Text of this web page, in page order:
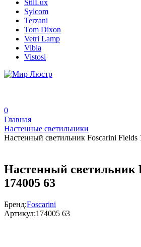
StilLux
Sylcom
Terzani
Tom Dixon
Vetri Lamp
Vibia
Vistosi
0
Главная
Настенные светильники
Настенный светильник Foscarini Fields
Настенный светильник
174005 63
Бренд:Foscarini
Артикул:174005 63